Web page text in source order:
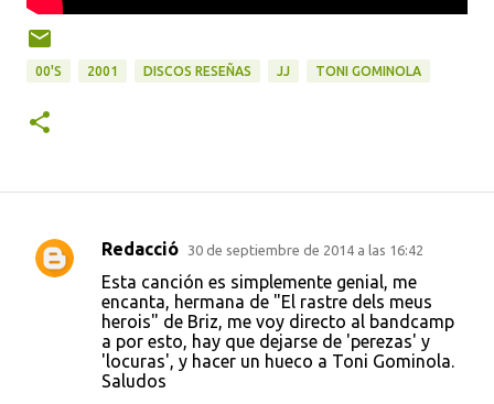
00'S 2001 DISCOS RESEÑAS JJ TONI GOMINOLA
C
Redacció 30 de septiembre de 2014 a las 16:42
Esta canción es simplemente genial, me
encanta, hermana de "El rastre dels meus
herois" de Briz, me voy directo al bandcamp
a por esto, hay que dejarse de 'perezas' y
'locuras', y hacer un hueco a Toni Gominola.
Saludos